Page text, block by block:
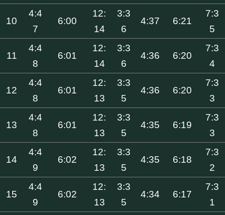
10
4:4
7
6:00
12:
14
3:3
6
4:37 6:21
7:3
5
11
4:4
8
6:01
12:
14
3:3
6
4:36 6:20
7:3
4
12
4:4
8
6:01
12:
13
3:3
5
4:36 6:20
7:3
3
13
4:4
8
6:01
12:
13
3:3
5
4:35 6:19
7:3
3
14
4:4
9
6:02
12:
13
3:3
5
4:35 6:18
7:3
2
15
4:4
9
6:02
12:
13
3:3
5
4:34 6:17
7:3
1